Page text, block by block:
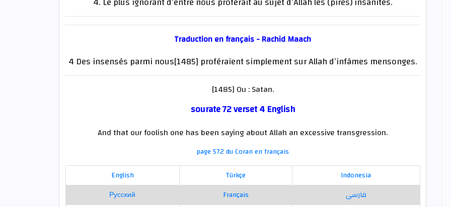
Traduction en français - Rachid Maach
4 Des insensés parmi nous[1485] proféraient simplement sur Allah d’infâmes mensonges.
[1485] Ou : Satan.
sourate 72 verset 4 English
And that our foolish one has been saying about Allah an excessive transgression.
page 572 du Coran en français
English
Türkçe
Indonesia
Русский
Français
فارسی